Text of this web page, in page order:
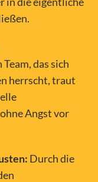
Team, das sich
herrscht, traut
Angst vor
Durch die